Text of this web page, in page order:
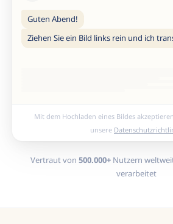
Guten Abend!
Ziehen Sie ein Bild links rein und ich
Mit dem Hochladen eines Bildes
unsere
Vertraut von 500.000+Nutzern
verarbeitet